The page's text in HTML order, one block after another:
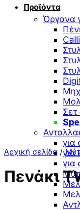
Προϊόντα
Όργανα
για
για
για
Αρχική σελίδα /
Πενάκι